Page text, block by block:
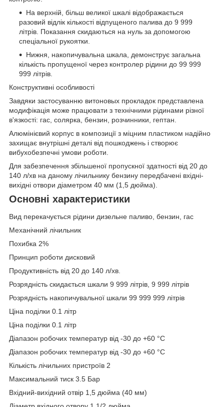
На верхній, більш великої шкалі відображається
разовий відлік кількості відпущеного палива до 9 999
літрів. Показання скидаються на нуль за допомогою
спеціальної рукоятки.
Нижня, накопичувальна шкала, демонструє загальна
кількість пропущеної через контролер рідини до 99 999
999 літрів.
Конструктивні особливості
Завдяки застосуванню витоновых прокладок представлена
модифікація може працювати з технічними рідинами різної
в'язкості: гас, солярка, бензин, розчинники, гептан.
Алюмінієвий корпус в композиції з міцним пластиком надійно
захищає внутрішні деталі від пошкоджень і створює
вибухобезпечні умови роботи.
Для забезпечення збільшеної пропускної здатності від 20 до
140 л/хв на даному лічильнику бензину передбачені вхідні-
вихідні отвори діаметром 40 мм (1,5 дюйма).
Основні характеристики
Вид перекачується рідини дизельне паливо, бензин, гас
Механічний лічильник
Похибка 2%
Принцип роботи дисковий
Продуктивність від 20 до 140 л/хв.
Розрядність скидається шкали 9 999 літрів, 9 999 літрів
Розрядність накопичувальної шкали 99 999 999 літрів
Ціна поділки 0.1 літр
Ціна поділки 0.1 літр
Діапазон робочих температур від -30 до +60 °С
Діапазон робочих температур від -30 до +60 °C
Кількість лічильних пристроїв 2
Максимальний тиск 3.5 Бар
Вхідний-вихідний отвір 1,5 дюйма (40 мм)